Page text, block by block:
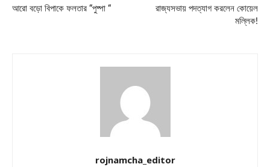
আরো বড়ো বিপাকে ফলতার “পুষ্পা “
রাজ্যসভায় পদত্যাগ করলেন কোয়েল
মল্লিক!
rojnamcha_editor